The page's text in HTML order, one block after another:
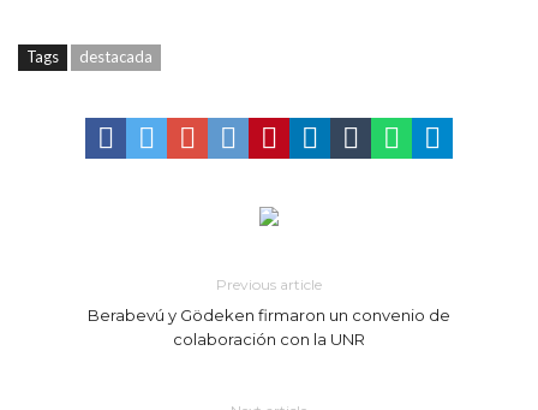
Tags destacada
Previous article
Berabevú y Gödeken firmaron un convenio de
colaboración con la UNR